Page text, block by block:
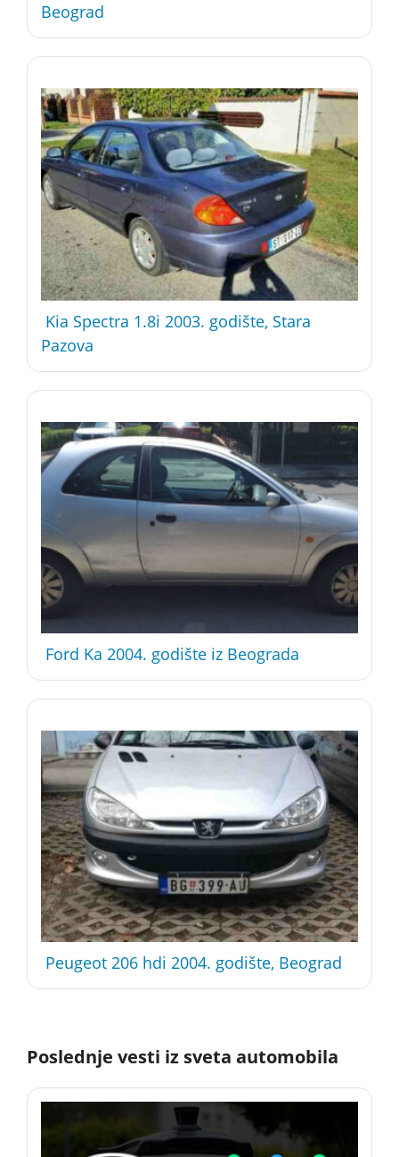
Beograd
Kia Spectra 1.8i 2003. godište, Stara
Pazova
Ford Ka 2004. godište iz Beograda
Peugeot 206 hdi 2004. godište, Beograd
Poslednje vesti iz sveta automobila